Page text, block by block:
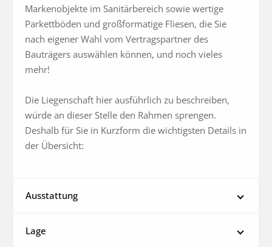
Markenobjekte im Sanitärbereich sowie wertige
Parkettböden und großformatige Fliesen, die Sie
nach eigener Wahl vom Vertragspartner des
Bauträgers auswählen können, und noch vieles
mehr!
Die Liegenschaft hier ausführlich zu beschreiben,
würde an dieser Stelle den Rahmen sprengen.
Deshalb für Sie in Kurzform die wichtigsten Details in
der Übersicht:
Ausstattung
Lage